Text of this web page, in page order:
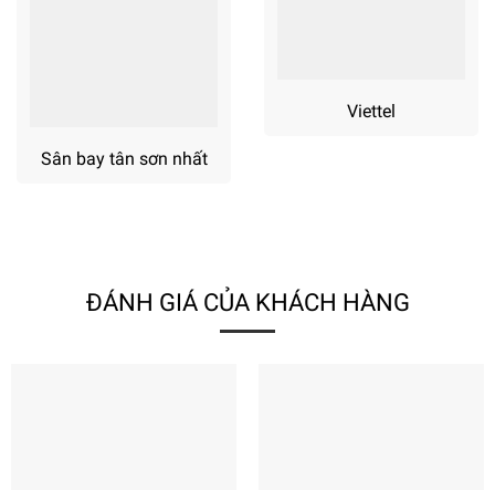
Sân bay tân sơn nhất
Viettel
ĐÁNH GIÁ CỦA KHÁCH HÀNG